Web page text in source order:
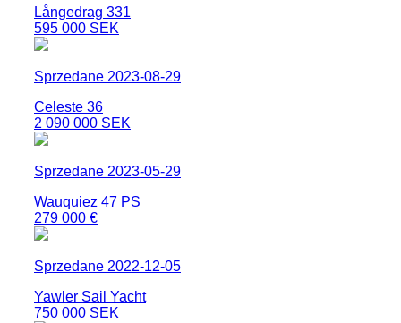
Långedrag 331
595 000 SEK
Sprzedane 2023-08-29
Celeste 36
2 090 000 SEK
Sprzedane 2023-05-29
Wauquiez 47 PS
279 000 €
Sprzedane 2022-12-05
Yawler Sail Yacht
750 000 SEK